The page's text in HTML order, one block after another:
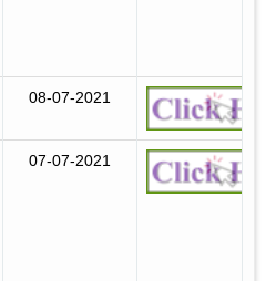
08-07-2021
07-07-2021